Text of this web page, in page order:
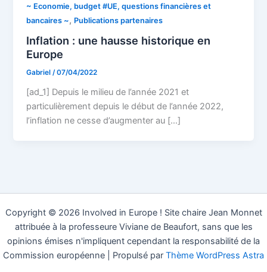
~ Economie, budget #UE, questions financières et
bancaires ~, Publications partenaires
Inflation : une hausse historique en
Europe
Gabriel/07/04/2022
[ad_1] Depuis le milieu de l’année 2021 et
particulièrement depuis le début de l’année 2022,
l’inflation ne cesse d’augmenter au […]
Copyright © 2026 Involved in Europe ! Site chaire Jean Monnet
attribuée à la professeure Viviane de Beaufort, sans que les
opinions émises n'impliquent cependant la responsabilité de la
Commission européenne | Propulsé par Thème WordPress Astra